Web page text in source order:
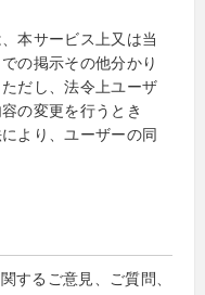
本サービス上又は当
の掲示その他分かり
だし、法令上ユーザ
の変更を行うとき
より、ユーザーの同
するご意見、ご質問、